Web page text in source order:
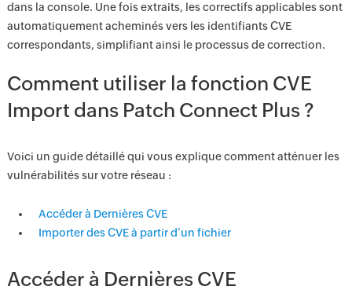
dans la console. Une fois extraits, les correctifs applicables sont
automatiquement acheminés vers les identifiants CVE
correspondants, simplifiant ainsi le processus de correction.
Comment utiliser la fonction CVE
Import dans Patch Connect Plus ?
Voici un guide détaillé qui vous explique comment atténuer les
vulnérabilités sur votre réseau :
Accéder à Dernières CVE
Importer des CVE à partir d’un fichier
Accéder à Dernières CVE